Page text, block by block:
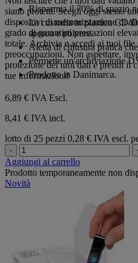
siano protetti. Scegli oggi stesso
dispositivi di memorizzazione di
grado di garantirti prestazioni
totale. Archivia e accedi ai tuoi file
preoccupazioni. Non aspettare,
protezione dei tuoi dati e prendi il
tue informazioni!
Risparmia il 70% di spazio
La custodia in plastica CD/
sporco e polvere.
Aletta di chiusura pratica
Permette un'archiviazione
Prodotto in Danimarca.
6,89 € IVA Escl.
8,41 € IVA incl.
lotto di 25 pezzi 0,28 € IVA escl.
-
Aggiungi al carrello
Prodotto temporaneamente non
Novità